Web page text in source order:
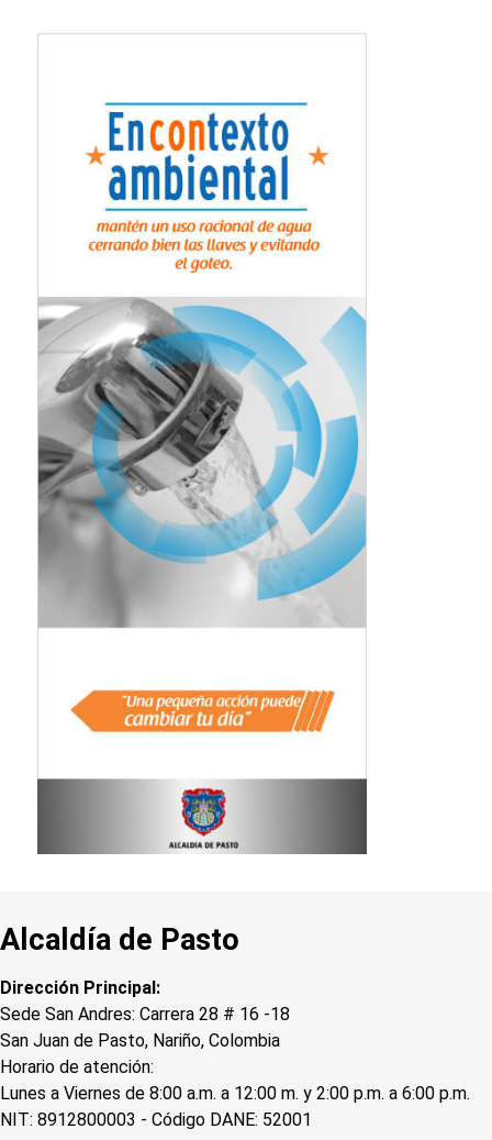
Alcaldía de Pasto
Dirección Principal:
Sede San Andres: Carrera 28 # 16 -18
San Juan de Pasto, Nariño, Colombia
Horario de atención:
Lunes a Viernes de 8:00 a.m. a 12:00 m. y 2:00 p.m. a 6:00 p.m.
NIT: 8912800003 - Código DANE: 52001